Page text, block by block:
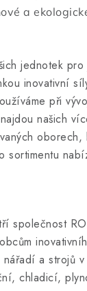
a
jednotek
inovativní
při
našich
oborech,
sortimentu
společnost
a strojů
chladicí,